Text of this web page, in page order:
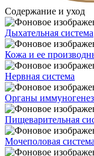
Содержание и уход
Дыхательная система
Кожа и ее
Нервная система
Органы
Пищеварительная
Мочеполовая система